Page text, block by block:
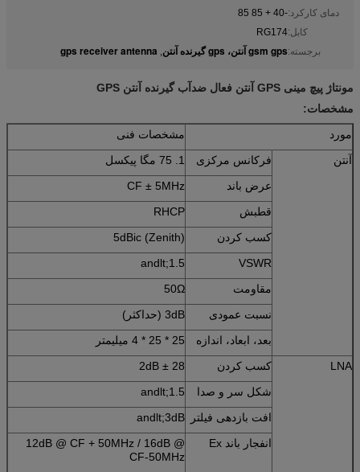
دمای کارکرد:-40 + 85 85
کابل:RG174
برجسته:gsm gps آنتن، gps گیرنده آنتن ,
gps receiver antenna
مونتاژ پیچ مینی GPS آنتن فعال ضدآب گیرنده آنتن GPS
مشخصات:
مورد
مشخصات فنی
آنتن
فرکانس مرکزی
1. 75 مگا پیکسل
عرض باند
CF ± 5MHz
قطبش
RHCP
کسب کردن
5dBic (Zenith)
VSWR
andlt;1.5
مقاومت
50Ω
نسبت عمودی
3dB (حداکثر)
بعد، ابعاد، اندازه
25 * 25 * 4 میلیمتر
LNA
کسب کردن
28 ± 2dB
شکل سر و صدا
andlt;1.5
افت بازدهی فیلتر
andlt;3dB
انفجار باند Ex
12dB @ CF + 50MHz / 16dB @
CF-50MHz